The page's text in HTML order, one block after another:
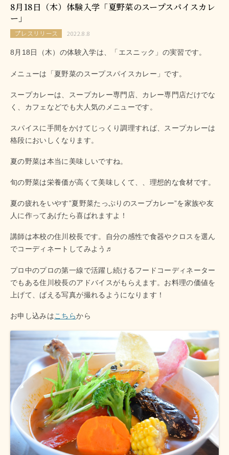
8月18日（木）体験入学「夏野菜のスープスパイスカレ
ー」
プレスリリース 2022.8.8
8月18日（木）の体験入学は、「エスニック」の実習です。
メニューは「夏野菜のスープスパイスカレー」です。
スープカレーは、スープカレー専門店、カレー専門店だけでな
く、カフェなどでも大人気のメニューです。
スパイスに手間をかけてじっくり調理すれば、スープカレーは
格段においしくなります。
夏の野菜は本当に美味しいですね。
旬の野菜は栄養価が高くて美味しくて、、理想的な食材です。
夏の疲れをいやす”夏野菜たっぷりのスープカレー”を家族や友
人に作ってあげたら喜ばれますよ！
講師は本校の住川校長です。自分の感性で食器やクロスを選ん
でコーディネートしてみよう♬
プロ中のプロの第一線で活躍し続けるフードコーディネーター
でもある住川校長のアドバイスがもらえます。お料理の価値を
上げて、ばえる写真が撮れるようになります！
お申し込みはこちらから